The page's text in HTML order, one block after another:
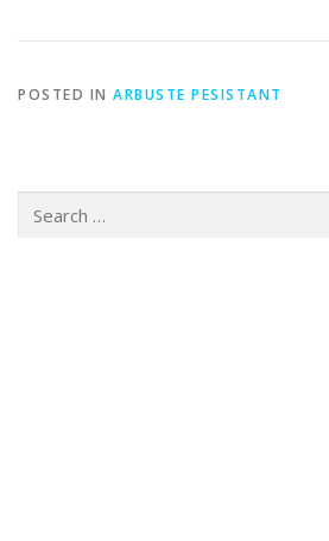
POSTED IN ARBUSTE PESISTANT
for: